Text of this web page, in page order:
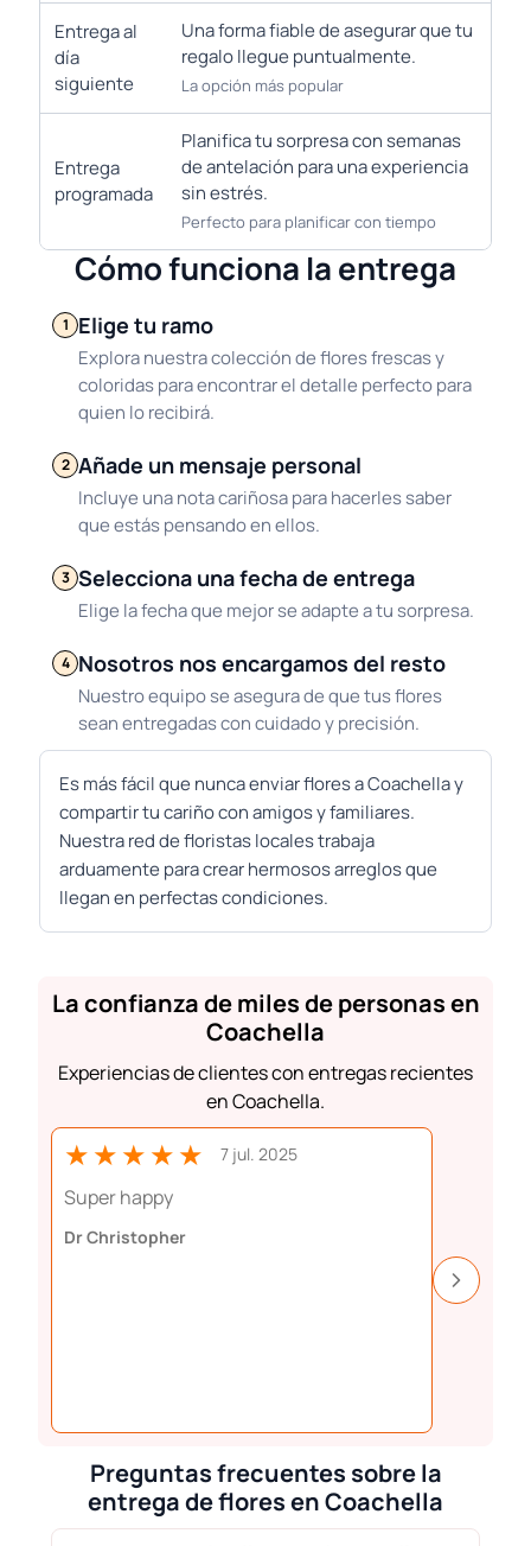
Entrega al
día
siguiente
Una forma fiable de asegurar que tu
regalo llegue puntualmente.
La opción más popular
Entrega
programada
Planifica tu sorpresa con semanas
de antelación para una experiencia
sin estrés.
Perfecto para planificar con tiempo
Cómo funciona la entrega
1 Elige tu ramo
Explora nuestra colección de flores frescas y
coloridas para encontrar el detalle perfecto para
quien lo recibirá.
2 Añade un mensaje personal
Incluye una nota cariñosa para hacerles saber
que estás pensando en ellos.
3 Selecciona una fecha de entrega
Elige la fecha que mejor se adapte a tu sorpresa.
4 Nosotros nos encargamos del resto
Nuestro equipo se asegura de que tus flores
sean entregadas con cuidado y precisión.
Es más fácil que nunca enviar flores a Coachella y
compartir tu cariño con amigos y familiares.
Nuestra red de floristas locales trabaja
arduamente para crear hermosos arreglos que
llegan en perfectas condiciones.
La confianza de miles de personas en
Coachella
Experiencias de clientes con entregas recientes
en Coachella.
★★★★★ 7 jul. 2025
Super happy
Dr Christopher
Preguntas frecuentes sobre la
entrega de flores en Coachella